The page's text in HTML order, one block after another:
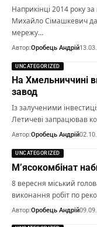
Наприкінці 2014 року
Михайло Сімашкевич
мережу…
Автор:Оробець Андрій
UNCATEGORIZED
На Хмельниччині
завод
Із залученими
Летичеві запрацював
Автор:Оробець Андрій
UNCATEGORIZED
М’ясокомбінат
8 вересня міський
виконання робіт по
Автор:Оробець Андрій